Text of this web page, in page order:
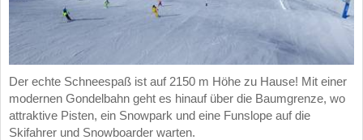
Der echte Schneespaß ist auf 2150 m Höhe zu Hause! Mit einer
modernen Gondelbahn geht es hinauf über die Baumgrenze, wo
attraktive Pisten, ein Snowpark und eine Funslope auf die
Skifahrer und Snowboarder warten.